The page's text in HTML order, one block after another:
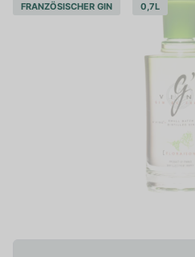
FRANZÖSISCHER GIN 0,7L